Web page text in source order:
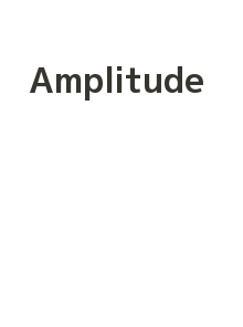
Amplitude